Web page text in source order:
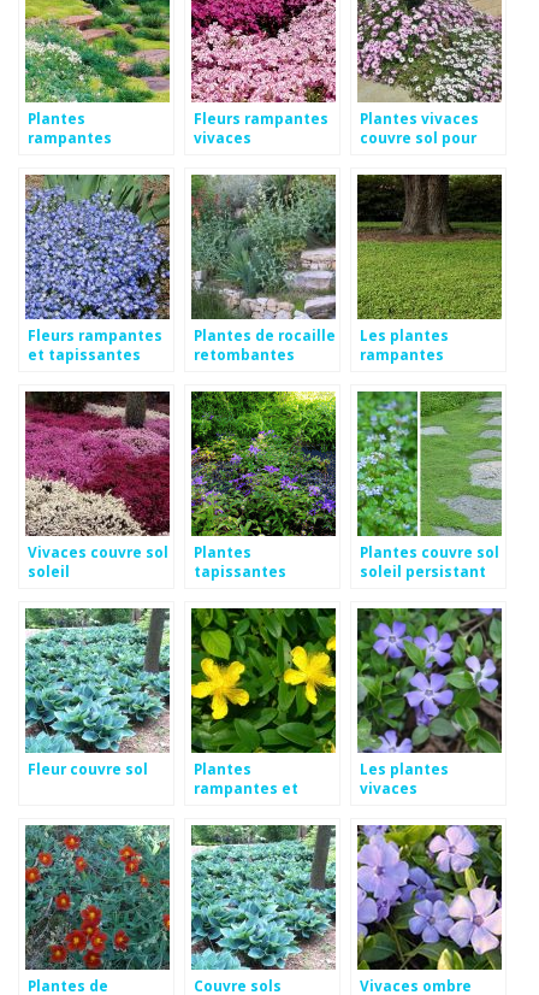
Plantes
rampantes
Fleurs rampantes
vivaces
Plantes vivaces
couvre sol pour
Fleurs rampantes
et tapissantes
Plantes de rocaille
retombantes
Les plantes
rampantes
Vivaces couvre sol
soleil
Plantes
tapissantes
Plantes couvre sol
soleil persistant
Fleur couvre sol
Plantes
rampantes et
Les plantes
vivaces
Plantes de Couvre sols Vivaces ombre